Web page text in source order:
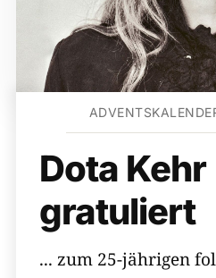
Dota Kehr
gratuliert
... zum 25-jährigen